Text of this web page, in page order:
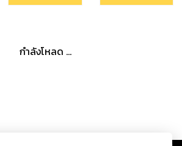
กำลังโหลด ...